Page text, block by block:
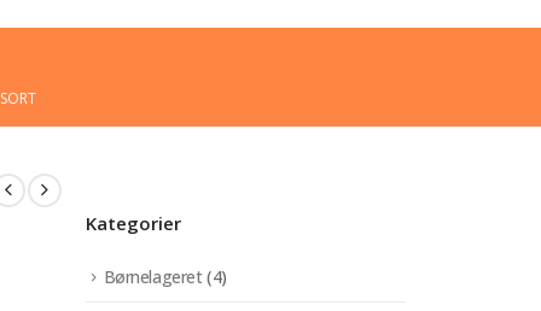
Kategorier
Børnelageret(4)